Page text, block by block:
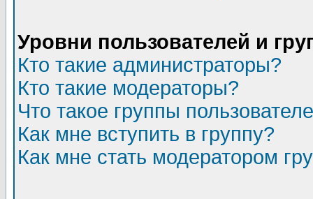
Уровни пользователей и
Кто такие администраторы?
Кто такие модераторы?
Что такое группы
Как мне вступить в группу?
Как мне стать модератором